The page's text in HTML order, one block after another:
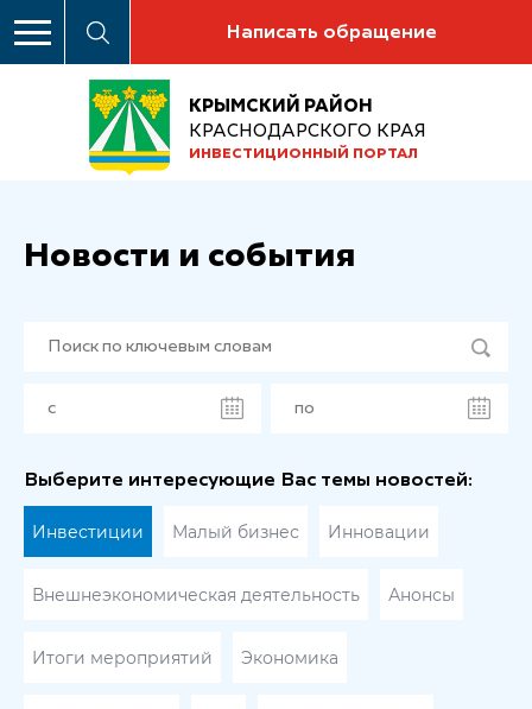
Написать обращение
КРЫМСКИЙ РАЙОН
КРАСНОДАРСКОГО КРАЯ
ИНВЕСТИЦИОННЫЙ ПОРТАЛ
Новости и события
Выберите интересующие Вас темы новостей:
Инвестиции Малый бизнес Инновации
Внешнеэкономическая деятельность Анонсы
Итоги мероприятий Экономика